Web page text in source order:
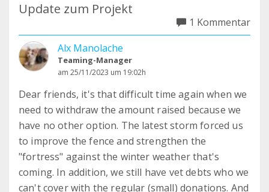
Update zum Projekt
1 Kommentar
Alx Manolache
Teaming-Manager
am 25/11/2023 um 19:02h
Dear friends, it's that difficult time again when we
need to withdraw the amount raised because we
have no other option. The latest storm forced us
to improve the fence and strengthen the
"fortress" against the winter weather that's
coming. In addition, we still have vet debts who we
can't cover with the regular (small) donations. And